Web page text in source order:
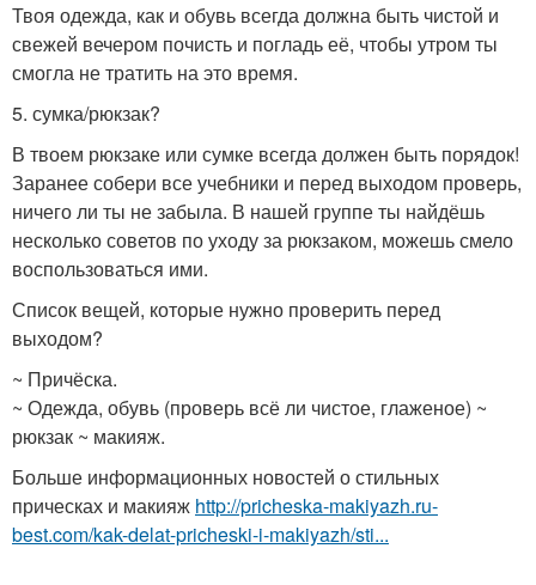
Твоя одежда, как и обувь всегда должна быть чистой и
свежей вечером почисть и погладь её, чтобы утром ты
смогла не тратить на это время.
5. сумка/рюкзак?
В твоем рюкзаке или сумке всегда должен быть порядок!
Заранее собери все учебники и перед выходом проверь,
ничего ли ты не забыла. В нашей группе ты найдёшь
несколько советов по уходу за рюкзаком, можешь смело
воспользоваться ими.
Список вещей, которые нужно проверить перед
выходом?
~ Причёска.
~ Одежда, обувь (проверь всё ли чистое, глаженое) ~
рюкзак ~ макияж.
Больше информационных новостей о стильных
прическах и макияж http://pricheska-makiyazh.ru-
best.com/kak-delat-pricheski-i-makiyazh/sti...